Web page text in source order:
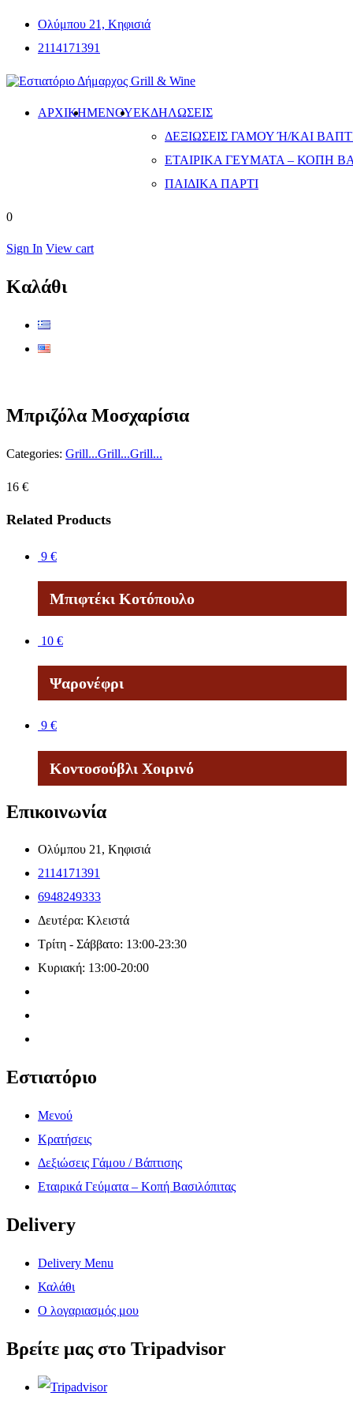
Ολύμπου 21, Κηφισιά
2114171391
ΑΡΧΙΚΗΜΕΝΟΎΕΚΔΗΛΏΣΕΙΣ
ΔΕΞΙΏΣΕΙΣ ΓΆΜΟΥ Ή/ΚΑΙ
ΕΤΑΙΡΙΚΆ ΓΕΎΜΑΤΑ – ΚΟΠΉ
ΠΑΙΔΙΚΆ ΠΆΡΤΙ
0
Sign In View cart
Καλάθι
Μπριζόλα Μοσχαρίσια
Categories: Grill...Grill...Grill...
16 €
Related Products
9 €
Μπιφτέκι Κοτόπουλο
10 €
Ψαρονέφρι
9 €
Κοντοσούβλι Χοιρινό
Επικοινωνία
Ολύμπου 21, Κηφισιά
2114171391
6948249333
Δευτέρα: Κλειστά
Τρίτη - Σάββατο: 13:00-23:30
Κυριακή: 13:00-20:00
Εστιατόριο
Μενού
Κρατήσεις
Δεξιώσεις Γάμου / Βάπτισης
Εταιρικά Γεύματα – Κοπή Βασιλόπιτας
Delivery
Delivery Menu
Καλάθι
Ο λογαριασμός μου
Βρείτε μας στο Tripadvisor